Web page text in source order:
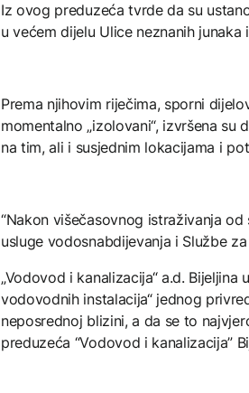
Iz ovog preduzeća tvrde da su
u većem dijelu Ulice neznanih junaka
Prema njihovim riječima, sporni
momentalno „izolovani“, izvršena
na tim, ali i susjednim lokacijama i
“Nakon višečasovnog istraživanja
usluge vodosnabdijevanja i Službe
„Vodovod i kanalizacija“ a.d.
vodovodnih instalacija“ jednog
neposrednoj blizini, a da se to
preduzeća “Vodovod i kanalizacija”